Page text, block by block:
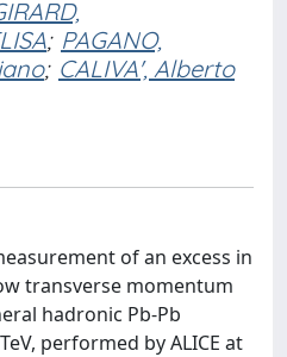
; PAGANO,
; CALIVA', Alberto
of an excess in
transverse momentum
hadronic Pb-Pb
performed by ALICE at